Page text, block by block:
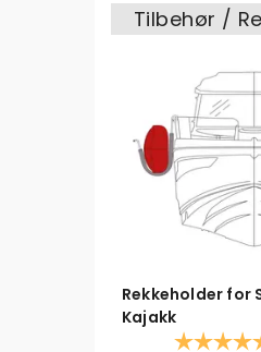
Tilbehør /
Rekkeholder for
Kajakk
Karakter: